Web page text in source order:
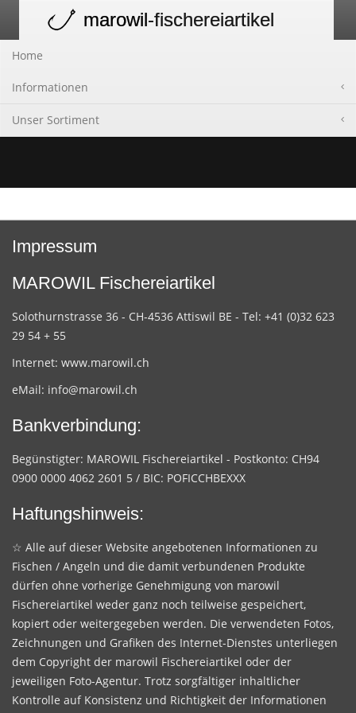
navigation
marowil-fischereiartikel
Home
Informationen
Unser Sortiment
Impressum
MAROWIL Fischereiartikel
Solothurnstrasse 36 - CH-4536 Attiswil BE - Tel: +41 (0)32 623
29 54 + 55
Internet: www.marowil.ch
eMail: info@marowil.ch
Bankverbindung:
Begünstigter: MAROWIL Fischereiartikel - Postkonto: CH94
0900 0000 4062 2601 5 / BIC: POFICCHBEXXX
Haftungshinweis:
☆ Alle auf dieser Website angebotenen Informationen zu
Fischen / Angeln und die damit verbundenen Produkte
dürfen ohne vorherige Genehmigung von marowil
Fischereiartikel weder ganz noch teilweise gespeichert,
kopiert oder weitergegeben werden. Die verwendeten Fotos,
Zeichnungen und Grafiken des Internet-Dienstes unterliegen
dem Copyright der marowil Fischereiartikel oder der
jeweiligen Foto-Agentur. Trotz sorgfältiger inhaltlicher
Kontrolle auf Konsistenz und Richtigkeit der Informationen